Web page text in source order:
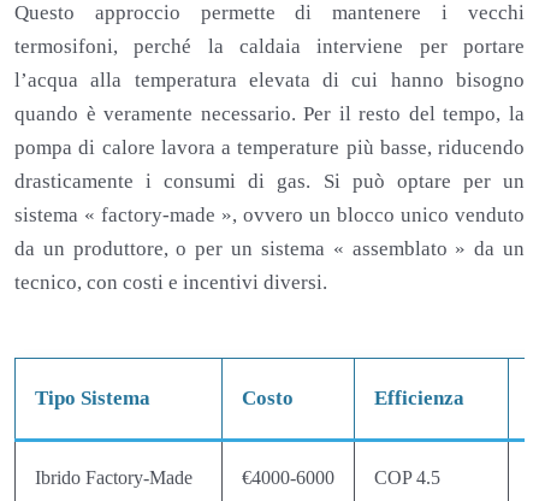
Questo approccio permette di mantenere i vecchi
termosifoni, perché la caldaia interviene per portare
l’acqua alla temperatura elevata di cui hanno bisogno
quando è veramente necessario. Per il resto del tempo, la
pompa di calore lavora a temperature più basse, riducendo
drasticamente i consumi di gas. Si può optare per un
sistema « factory-made », ovvero un blocco unico venduto
da un produttore, o per un sistema « assemblato » da un
tecnico, con costi e incentivi diversi.
Tipo Sistema Costo Efficienza
Ibrido Factory-Made €4000-6000 COP 4.5